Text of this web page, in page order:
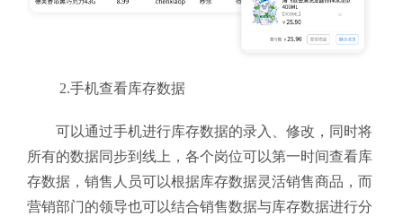
2.手机查看库存数据
可以通过手机进行库存数据的录入、修改，同时将
所有的数据同步到线上，各个岗位可以第一时间查看库
存数据，销售人员可以根据库存数据灵活销售商品，而
营销部门的领导也可以结合销售数据与库存数据进行分